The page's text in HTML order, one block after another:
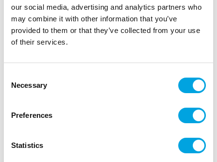
our social media, advertising and analytics partners who
may combine it with other information that you’ve
provided to them or that they’ve collected from your use
of their services.
Selection
Necessary
Preferences
Statistics
Mukit, Botanique
Tuotetunnus (SKU): A93742 |
Pakkauskoko: 36
Kuvaus